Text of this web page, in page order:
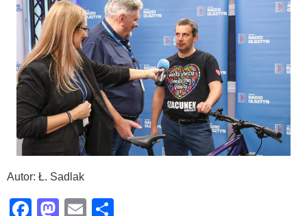
Autor: Ł. Sadlak
Facebook
Mastodon
Email